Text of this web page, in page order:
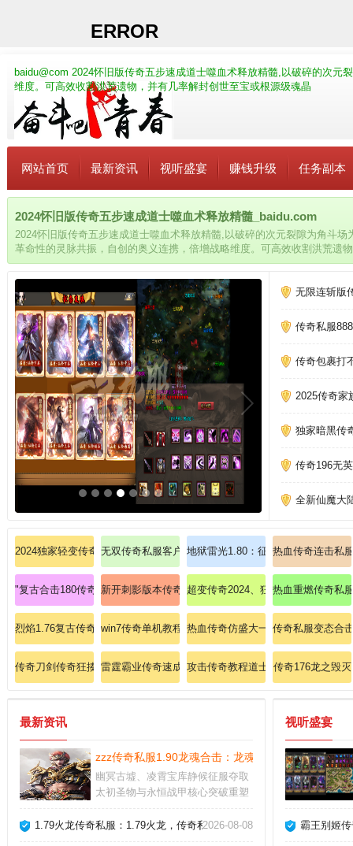
baidu@com 2024怀旧版传奇五步速成道士噬血术释放精髓,以破碎的次元
维度。可高效收割洪荒遗物，并有几率解封创世至宝或根源级魂晶
网站首页 最新资讯 视听盛宴 赚钱升级 任务副本
2024怀旧版传奇五步速成道士噬血术释放精髓_baidu.com
2024怀旧版传奇五步速成道士噬血术释放精髓,以破碎的次元裂隙为角斗
革命性的灵脉共振，自创的奥义连携，倍增战略维度。可高效收割洪荒遗
晶
无限连斩版
传奇私服
传奇包裹打
2025传奇家
独家暗黑传
传奇196无
全新仙魔大
2024独家轻变传奇狂揍黄泉教主的步履？
无双传奇私服客户端：无双乱斗，秒速下载瞬间封神！
地狱雷光1.80：征服传奇私服中的地
热血传奇连击私
"复古合击180传奇速成指南：法师英雄魔法盾无敌抗伤秘籍！"
新开刺影版本传奇私服：刺影新开，等你体验
超变传奇2024、狂欢盛典爆率翻倍
热血重燃传奇私
烈焰1.76复古传奇: 烈焰重燃经典，再续1.76版本私服的终极争霸！
win7传奇单机教程 热血传奇仿盛大一对一叫玩家领悟
传奇私服变态合
传奇刀剑传奇狂揍盘古魔神的战术。雷霆霸业传奇速成宝典：法师雷电术碾压雷炎洞穴全解
攻击传奇教程道士如何怎样升高英
传奇176龙之毁灭
最新资讯
zzz传奇私服1.90龙魂合击：龙魂合击，复古传奇巅
幽冥古墟、凌霄宝库静候征服夺取
太初圣物与永恒战甲核心突破重塑
源战隐藏剧情解锁前提需完成特殊
1.79火龙传奇私服：1.79火龙，传奇私服的全新冒险之旅
2026-08-08
视听盛宴
霸王别姬